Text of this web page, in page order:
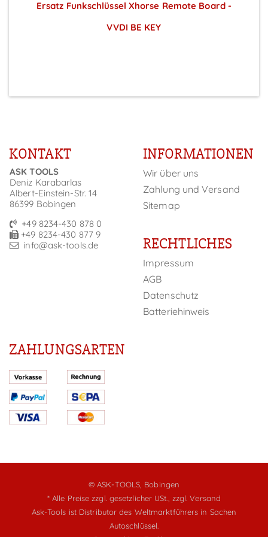
Ersatz Funkschlüssel Xhorse Remote Board -
VVDI BE KEY
KONTAKT
ASK TOOLS
Deniz Karabarlas
Albert-Einstein-Str. 14
86399 Bobingen
+49 8234-430 878 0
+49 8234-430 877 9
info@ask-tools.de
INFORMATIONEN
Wir über uns
Zahlung und Versand
Sitemap
RECHTLICHES
Impressum
AGB
Datenschutz
Batteriehinweis
ZAHLUNGSARTEN
© ASK-TOOLS, Bobingen
* Alle Preise zzgl. gesetzlicher USt., zzgl. Versand
Ask-Tools ist Distributor des Weltmarktführers in Sachen
Autoschlüssel.